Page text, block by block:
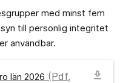
med minst fem
till personlig integritet
användbar.
län 2026 (Pdf,
download